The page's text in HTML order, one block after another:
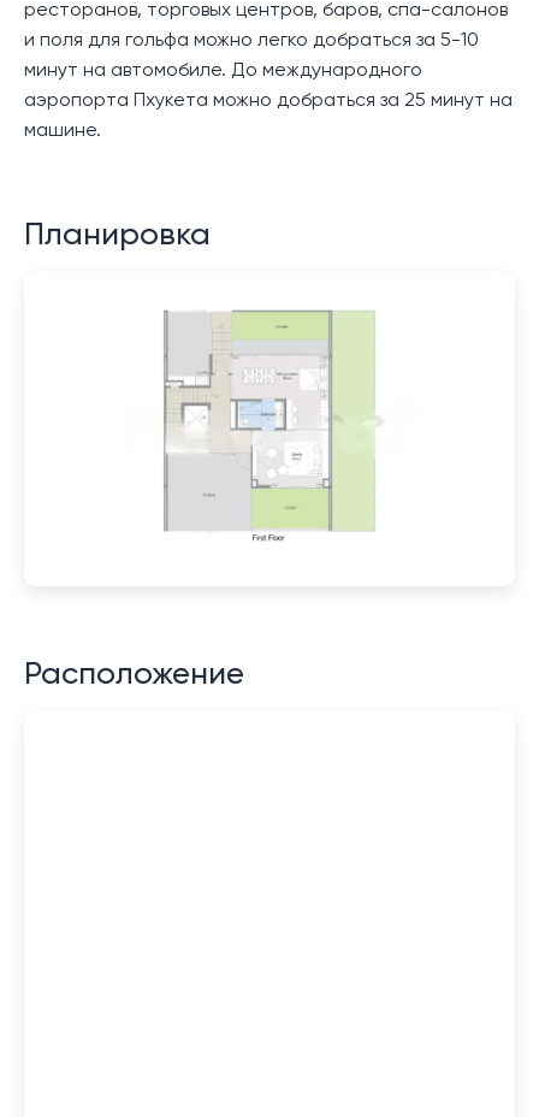
ресторанов, торговых центров, баров, спа-салонов
и поля для гольфа можно легко добраться за 5-10
минут на автомобиле. До международного
аэропорта Пхукета можно добраться за 25 минут на
машине.
Планировка
Расположение